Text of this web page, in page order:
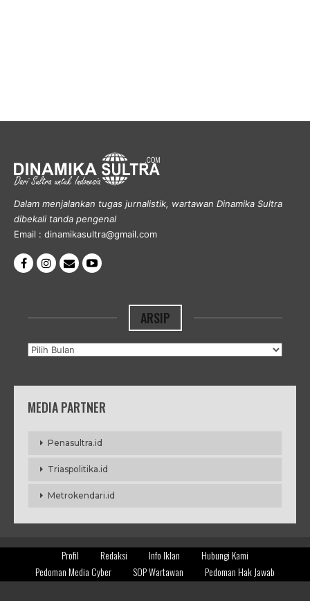
Dalam menjalankan tugas jurnalistik, wartawan Dinamika Sultra
dibekali tanda pengenal
Email : dinamikasultra@gmail.com
ARSIP
Arsip
MEDIA PARTNER
Penasultra.id
Triaspolitika.id
Metrokendari.id
Profil Redaksi Info Iklan
Hubungi Kami
Pedoman Media Cyber
SOP Wartawan Pedoman Hak Jawab